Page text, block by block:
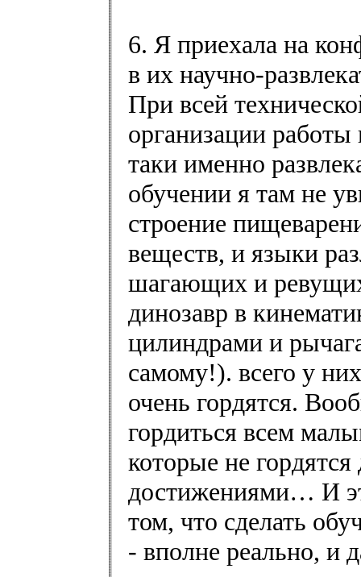
6. Я приехала на
в их научно-
При всей
организации работы
таки именно
обучении я там не
строение
веществ, и языки
шагающих и
динозавр в
цилиндрами и
самому!). всего у
очень гордятся.
гордиться всем
которые не
достижениями… И
том, что сделать
- вполне реально, и